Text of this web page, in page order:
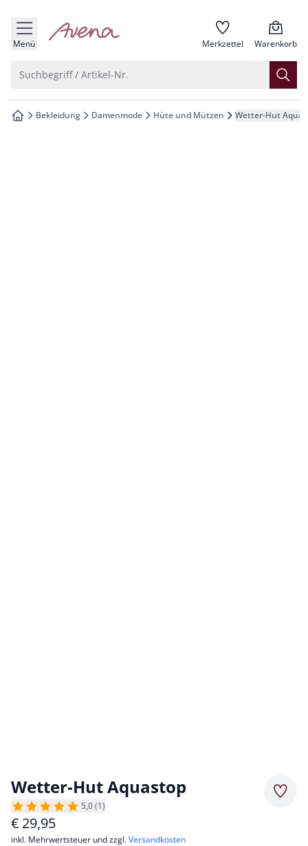
springen
springen
springen
springen
Menü zur Startseite Merkzettel Warenkorb
Suchbegriff / Artikel-Nr.
zur Startseite
Bekleidung Damenmode Hüte und Mützen Wetter-Hut
Wetter-Hut Aquastop
5,0 (1)
€ 29,95
inkl. Mehrwertsteuer und zzgl.Versandkosten